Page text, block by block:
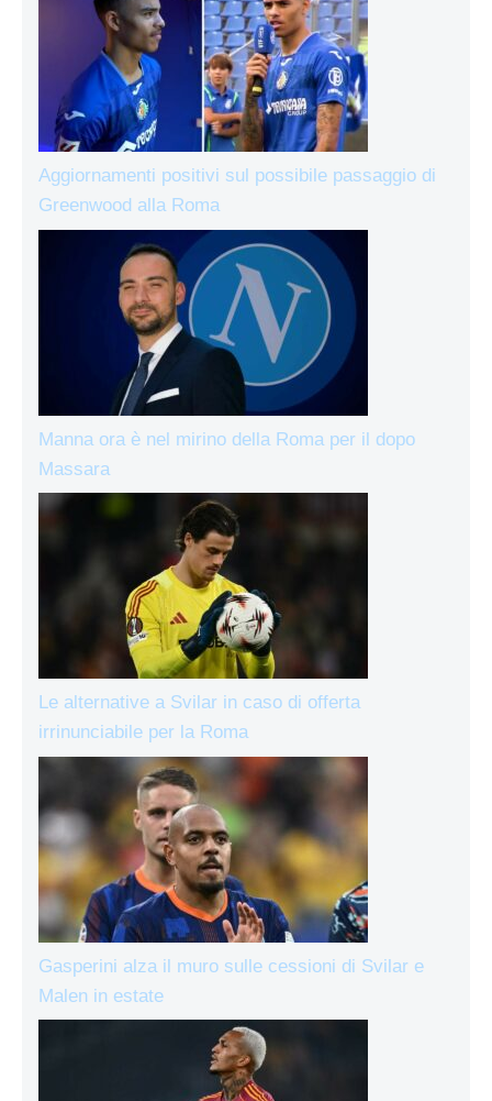
Aggiornamenti positivi sul possibile passaggio di
Greenwood alla Roma
Manna ora è nel mirino della Roma per il dopo
Massara
Le alternative a Svilar in caso di offerta
irrinunciabile per la Roma
Gasperini alza il muro sulle cessioni di Svilar e
Malen in estate